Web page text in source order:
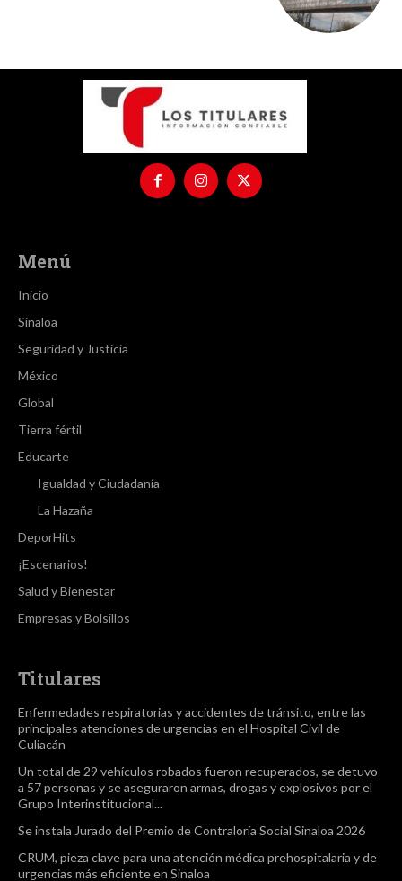
Menú
Inicio
Sinaloa
Seguridad y Justicia
México
Global
Tierra fértil
Educarte
Igualdad y Ciudadanía
La Hazaña
DeporHits
¡Escenarios!
Salud y Bienestar
Empresas y Bolsillos
Titulares
Enfermedades respiratorias y accidentes de tránsito, entre las
principales atenciones de urgencias en el Hospital Civil de
Culiacán
Un total de 29 vehículos robados fueron recuperados, se detuvo
a 57 personas y se aseguraron armas, drogas y explosivos por el
Grupo Interinstitucional...
Se instala Jurado del Premio de Contraloría Social Sinaloa 2026
CRUM, pieza clave para una atención médica prehospitalaria y de
urgencias más eficiente en Sinaloa